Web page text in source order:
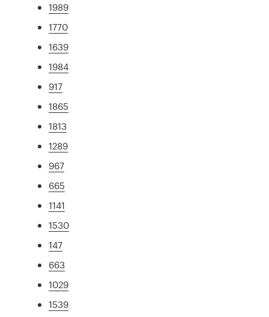
1989
1770
1639
1984
917
1865
1813
1289
967
665
1141
1530
147
663
1029
1539